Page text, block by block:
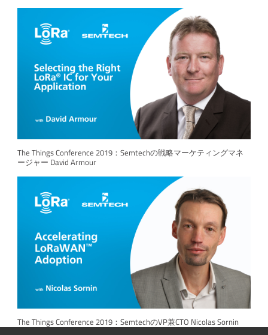
The Things Conference 2019：Semtechの戦略マーケティングマネ
ージャー David Armour
The Things Conference 2019：SemtechのVP兼CTO Nicolas Sornin